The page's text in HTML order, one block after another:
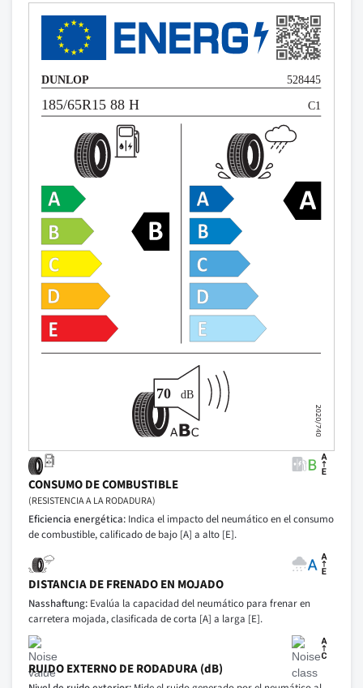
CONSUMO DE COMBUSTIBLE
(RESISTENCIA A LA RODADURA)
Eficiencia energética: Indica el impacto del neumático en el consumo
de combustible, calificado de bajo [A] a alto [E].
DISTANCIA DE FRENADO EN MOJADO
Nasshaftung: Evalúa la capacidad del neumático para frenar en
carretera mojada, clasificada de corta [A] a larga [E].
RUIDO EXTERNO DE RODADURA (dB)